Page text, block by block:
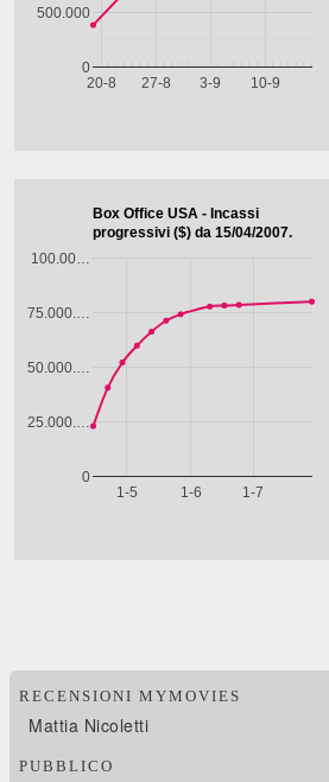
RECENSIONI MYMOVIES
Mattia Nicoletti
PUBBLICO